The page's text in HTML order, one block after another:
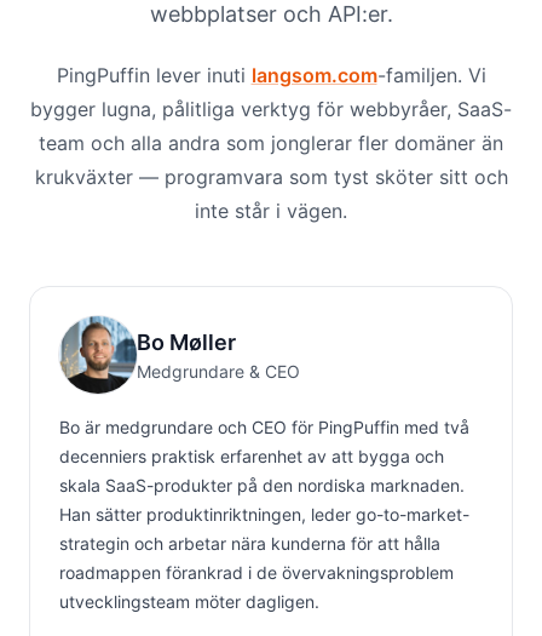
webbplatser och API:er.
PingPuffin lever inuti langsom.com-familjen. Vi
bygger lugna, pålitliga verktyg för webbyråer, SaaS-
team och alla andra som jonglerar fler domäner än
krukväxter — programvara som tyst sköter sitt och
inte står i vägen.
Bo Møller
Medgrundare & CEO
Bo är medgrundare och CEO för PingPuffin med två
decenniers praktisk erfarenhet av att bygga och
skala SaaS-produkter på den nordiska marknaden.
Han sätter produktinriktningen, leder go-to-market-
strategin och arbetar nära kunderna för att hålla
roadmappen förankrad i de övervakningsproblem
utvecklingsteam möter dagligen.